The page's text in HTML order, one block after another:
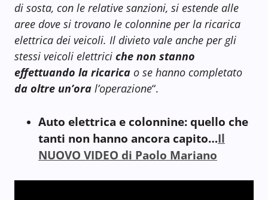
di sosta, con le relative sanzioni, si estende alle
aree dove si trovano le colonnine per la ricarica
elettrica dei veicoli. Il divieto vale anche per gli
stessi veicoli elettrici che non stanno
effettuando la ricarica o se hanno completato
da oltre un’ora l’operazione“.
Auto elettrica e colonnine: quello che
tanti non hanno ancora capito…Il
NUOVO VIDEO di Paolo Mariano